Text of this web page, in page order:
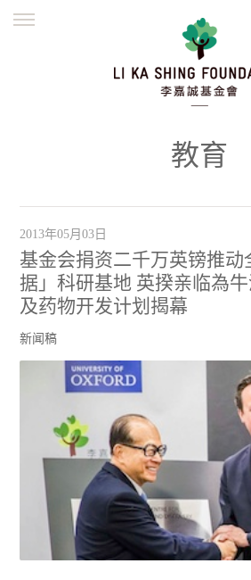
繁體
教育
2013年05月03日
基金会捐资二千万英镑推动
据」科研基地 英揆亲临為
及药物开发计划揭幕
新闻稿